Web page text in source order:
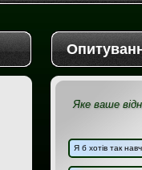
Яке ваше
Я б хотів так